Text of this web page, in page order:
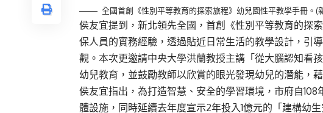
全國首創《性別平等教育的探索旅程》幼兒園性平教學手冊。(
侯友宜提到，新北領先全國，首創《性別平等教育的探
保人員的實務經驗，透過貼近日常生活的教學設計，引
觀。本次更邀請中央大學洪蘭教授主講「從大腦認知看
幼兒教育，並鼓勵教師以欣賞的眼光發現幼兒的潛能，
侯友宜指出，為打造智慧、安全的學習環境，市府自
體設施，同時延續去年度宣示2年投入1億元的「建構幼